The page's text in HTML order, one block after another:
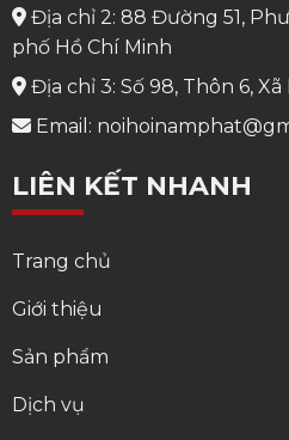
Địa chỉ 2: 88 Đường 51,
phố Hồ Chí Minh
Địa chỉ 3: Số 98, Thôn 6,
Email:
LIÊN KẾT NHANH
Trang chủ
Giới thiệu
Sản phẩm
Dịch vụ